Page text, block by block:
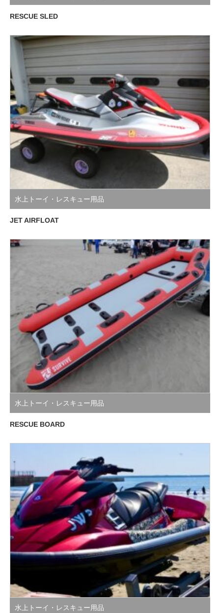
RESCUE SLED
水上トーイ・レスキュー用品
JET AIRFLOAT
水上トーイ・レスキュー用品
RESCUE BOARD
水上トーイ・レスキュー用品